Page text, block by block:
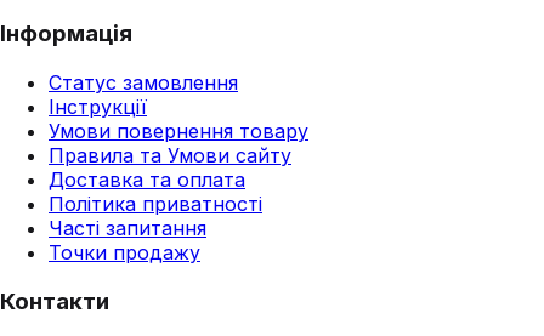
Інформація
Статус замовлення
Інструкції
Умови повернення товару
Правила та Умови сайту
Доставка та оплата
Політика приватності
Часті запитання
Точки продажу
Контакти